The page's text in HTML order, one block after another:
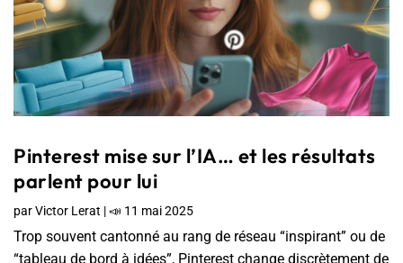
Pinterest mise sur l’IA… et les résultats
parlent pour lui
parVictor Lerat |📣 11 mai 2025
Trop souvent cantonné au rang de réseau “inspirant” ou de
“tableau de bord à idées”, Pinterest change discrètement de